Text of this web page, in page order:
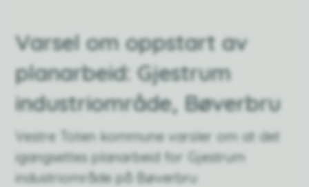
Varsel om oppstart av
planarbeid: Gjestrum
industriområde, Bøverbru
Vestre Toten kommune varsler om at det
igangsettes planarbeid for Gjestrum
industriområde på Bøverbru